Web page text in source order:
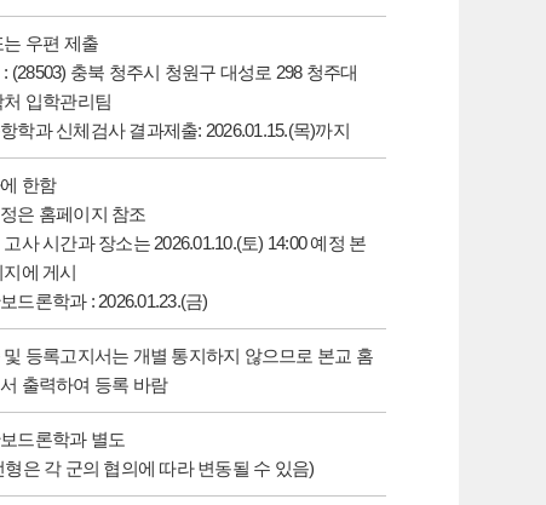
는 우편 제출
: (28503) 충북 청주시 청원구 대성로 298 청주대
입학관리팀
학과 신체검사 결과제출: 2026.01.15.(목)까지
한함
은 홈페이지 참조
고사 시간과 장소는 2026.01.10.(토) 14:00 예정 본
에 게시
드론학과 : 2026.01.23.(금)
및 등록고지서는 개별 통지하지 않으므로 본교 홈
출력하여 등록 바람
드론학과 별도
형은 각 군의 협의에 따라 변동될 수 있음)